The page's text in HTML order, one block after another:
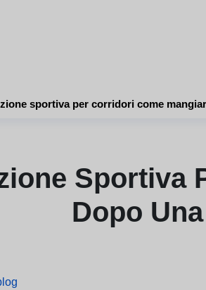
sportiva per corridori come
Sportiva
Dopo